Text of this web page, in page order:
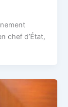
chef d’État,